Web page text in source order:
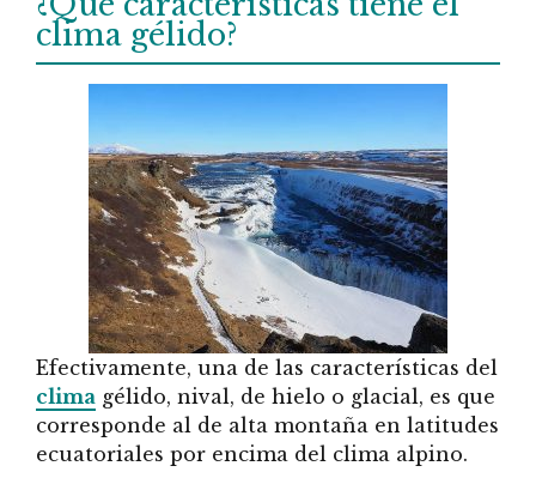
clima gélido?
Efectivamente, una de las características del
clima gélido, nival, de hielo o glacial, es que
corresponde al de alta montaña en latitudes
ecuatoriales por encima del clima alpino.